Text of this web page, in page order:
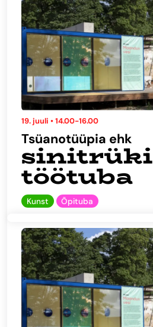
19. juuli • 14.00-16.00
Tsüanotüüpia ehk
sinitrüki
töötuba
Kunst Õpituba